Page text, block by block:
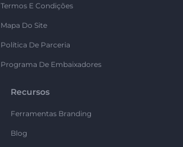
Termos E Condições
Mapa Do Site
Política De Parceria
Programa De Embaixadores
Recursos
Ferramentas Branding
Blog